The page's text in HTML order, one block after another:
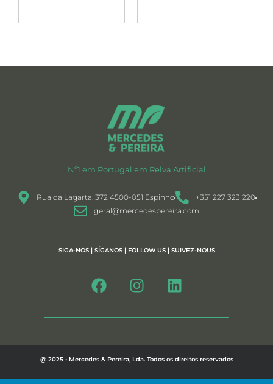
Nº1 em Portugal em Relva Artificial
Rua da Lagarta, 372 4500-051 Espinho
+351 227 323 220
geral@mercedespereira.com
SIGA-NOS | SÍGANOS | FOLLOW US | SUIVEZ-NOUS
@ 2025 • Mercedes & Pereira, Lda. Todos os direitos reservados